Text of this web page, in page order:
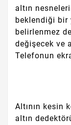
altın
beklendiği bir
belirlenmez
değişecek ve
Telefonun
Altının kesin
altın